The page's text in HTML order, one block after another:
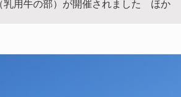
乳用牛の部）が開催されました ほか